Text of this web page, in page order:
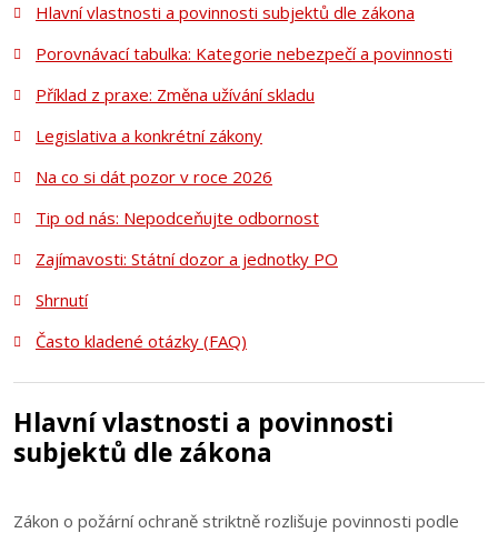
Hlavní vlastnosti a povinnosti subjektů dle zákona
Porovnávací tabulka: Kategorie nebezpečí a povinnosti
Příklad z praxe: Změna užívání skladu
Legislativa a konkrétní zákony
Na co si dát pozor v roce 2026
Tip od nás: Nepodceňujte odbornost
Zajímavosti: Státní dozor a jednotky PO
Shrnutí
Často kladené otázky (FAQ)
Hlavní vlastnosti a povinnosti
subjektů dle zákona
Zákon o požární ochraně striktně rozlišuje povinnosti podle